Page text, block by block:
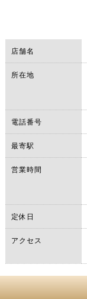
店舗名
所在地
電話番号
最寄駅
営業時間
定休日
アクセス